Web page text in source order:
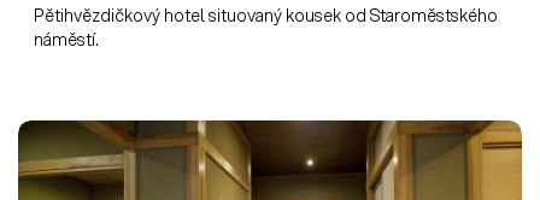
Pětihvězdičkový hotel situovaný kousek od Staroměstského
náměstí.